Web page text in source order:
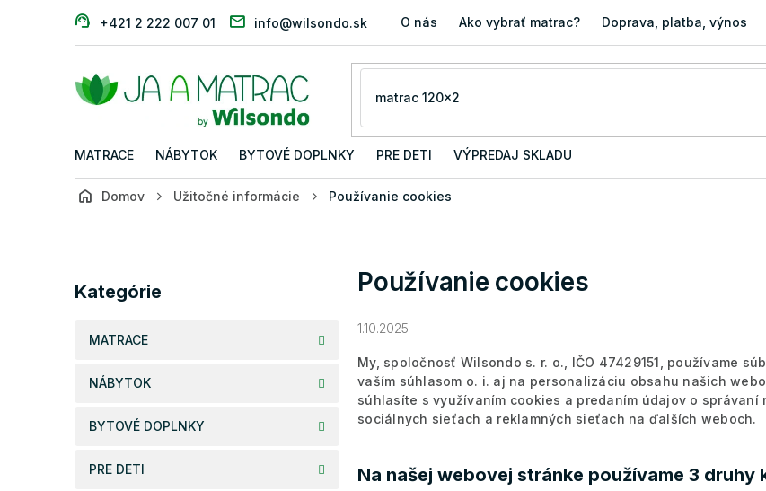
+421 2 222 007 01 info@wilsondo.sk O nás Ako vybrať matrac? Doprava, platba, výnos
MATRACE NÁBYTOK BYTOVÉ DOPLNKY PRE DETI VÝPREDAJ SKLADU
Domov Užitočné informácie Používanie cookies
n
ý
kategórie
Kategórie
MATRACE
NÁBYTOK
BYTOVÉ DOPLNKY
PRE DETI
Používanie cookies
1.10.2025
My, spoločnosť Wilsondo s. r. o., IČO 47429151, používame
vaším súhlasom o. i. aj na personalizáciu obsahu našich
súhlasíte s využívaním cookies a predaním údajov o
sociálnych sieťach a reklamných sieťach na ďalších weboch.
Na našej webovej stránke používame 3 druhy